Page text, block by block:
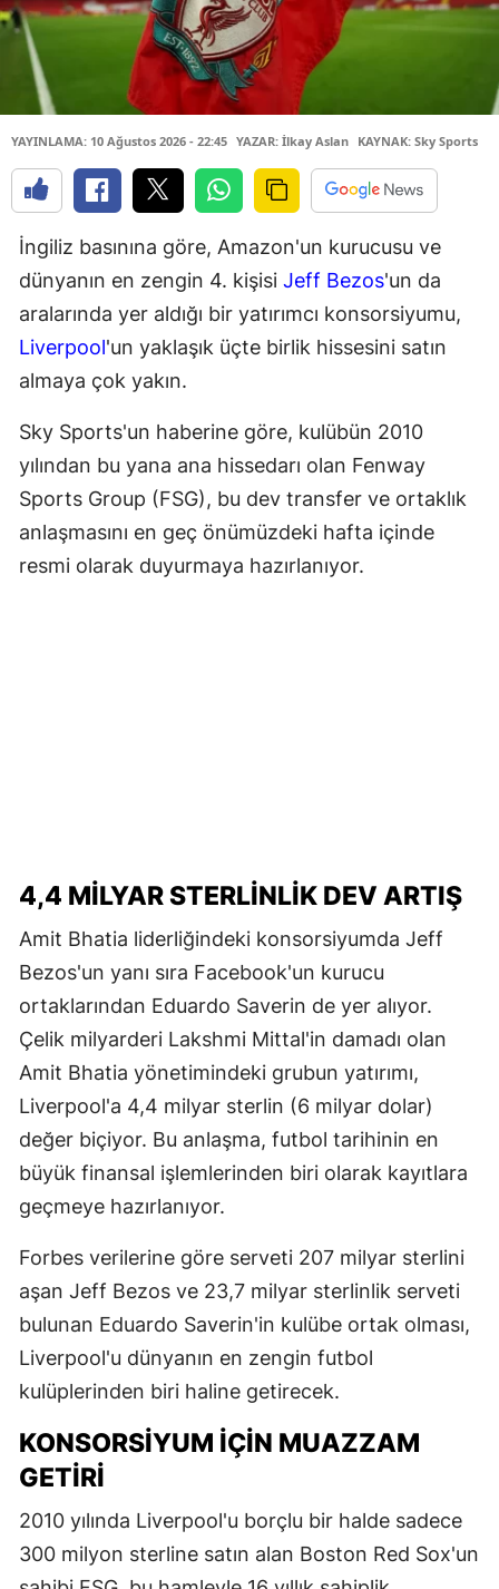
YAYINLAMA: 10 Ağustos 2026 - 22:45 YAZAR: İlkay Aslan KAYNAK: Sky Sports
İngiliz basınına göre, Amazon'un kurucusu ve
dünyanın en zengin 4. kişisi Jeff Bezos'un da
aralarında yer aldığı bir yatırımcı konsorsiyumu,
Liverpool'un yaklaşık üçte birlik hissesini satın
almaya çok yakın.
Sky Sports'un haberine göre, kulübün 2010
yılından bu yana ana hissedarı olan Fenway
Sports Group (FSG), bu dev transfer ve ortaklık
anlaşmasını en geç önümüzdeki hafta içinde
resmi olarak duyurmaya hazırlanıyor.
4,4 MILYAR STERLINLIK DEV ARTIŞ
Amit Bhatia liderliğindeki konsorsiyumda Jeff
Bezos'un yanı sıra Facebook'un kurucu
ortaklarından Eduardo Saverin de yer alıyor.
Çelik milyarderi Lakshmi Mittal'in damadı olan
Amit Bhatia yönetimindeki grubun yatırımı,
Liverpool'a 4,4 milyar sterlin (6 milyar dolar)
değer biçiyor. Bu anlaşma, futbol tarihinin en
büyük finansal işlemlerinden biri olarak kayıtlara
geçmeye hazırlanıyor.
Forbes verilerine göre serveti 207 milyar sterlini
aşan Jeff Bezos ve 23,7 milyar sterlinlik serveti
bulunan Eduardo Saverin'in kulübe ortak olması,
Liverpool'u dünyanın en zengin futbol
kulüplerinden biri haline getirecek.
KONSORSIYUM IÇIN MUAZZAM
GETIRI
2010 yılında Liverpool'u borçlu bir halde sadece
300 milyon sterline satın alan Boston Red Sox'un